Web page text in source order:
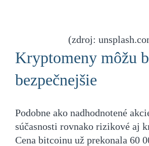
(zdroj:
Kryptomeny môžu
bezpečnejšie
Podobne ako nadhodnotené
súčasnosti rovnako rizikové aj
Cena bitcoinu už prekonala 60